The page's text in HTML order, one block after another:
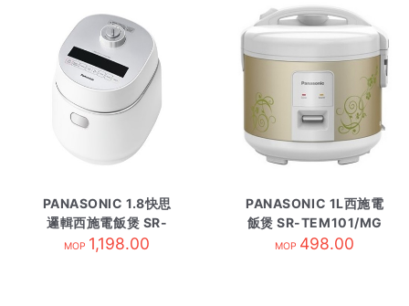
PANASONIC 1.8快思
邏輯西施電飯煲 SR-
DM181
MOP 1,198.00
PANASONIC 1L西施電
飯煲 SR-TEM101/MG
香濱金
MOP 498.00